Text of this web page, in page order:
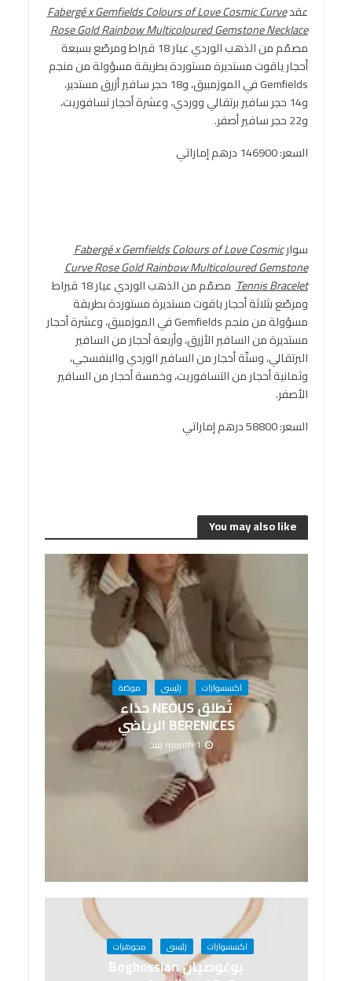
عقدFabergé x Gemfields Colours of Love Cosmic Curve
Rose Gold Rainbow Multicoloured Gemstone Necklace
مصمّم من الذهب الوردي عيار 18 قيراط ومرصّع بسبعة
أحجار ياقوت مستديرة مستوردة بطريقة مسؤولة من منجم
Gemfields في الموزمبيق، و18 حجر سافير أزرق مستدير،
و14 حجر سافير برتقالي ووردي، وعشرة أحجار تسافوريت،
و22 حجر سافير أصفر.
السعر: 146900 درهم إماراتي
سوارFabergé x Gemfields Colours of Love Cosmic
Curve Rose Gold Rainbow Multicoloured Gemstone
Tennis Bracelet
مصمّم من الذهب الوردي عيار 18 قيراط
ومرصّع بثلاثة أحجار ياقوت مستديرة مستوردة بطريقة
مسؤولة من منجم Gemfields في الموزمبيق، وعشرة أحجار
مستديرة من السافير الأزرق، وأربعة أحجار من السافير
البرتقالي، وستّة أحجار من السافير الوردي والبنفسجي،
وثمانية أحجار من التسافوريت، وخمسة أحجار من السافير
الأصفر.
السعر: 58800 درهم إماراتي
You may also like
اكسسوارات رئيسى موضة
تُطلق NEOUS حذاء
BERENICES الرياضي
1 month منذ
اكسسوارات رئيسى مجوهرات
بوغوصيان Boghossian